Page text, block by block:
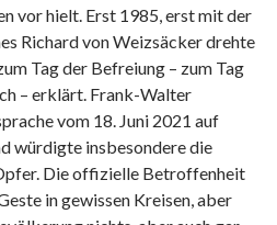
vor hielt. Erst 1985, erst mit der
Richard von Weizsäcker drehte
Tag der Befreiung – zum Tag
– erklärt. Frank-Walter
vom 18. Juni 2021 auf
würdigte insbesondere die
Die offizielle Betroffenheit
in gewissen Kreisen, aber